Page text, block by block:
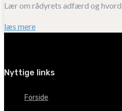
Lær om rådyrets adfærd og
læs mere
Nyttige links
Forside